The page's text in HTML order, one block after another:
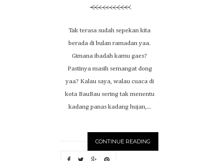
Tak terasa sudah sepekan kita
berada di bulan ramadan yaa.
Gimana ibadah kamu gaes?
Pastinya masih semangat dong
yaa? Kalau saya, walau cuaca di
kota BauBau sering tak menentu
kadang panas kadang hujan,...
CONTINUE READING